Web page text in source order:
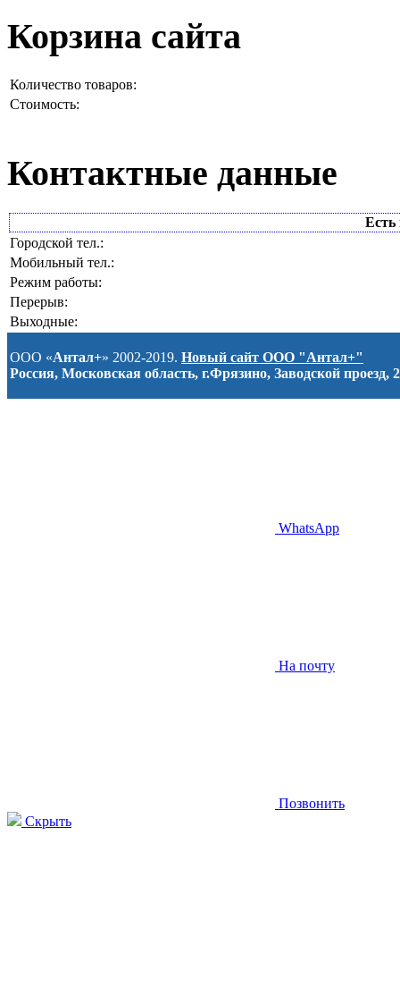
Корзина сайта
Количество товаров:
Стоимость:
Контактные данные
Есть
Городской тел.:
Мобильный тел.:
Режим работы:
Перерыв:
Выходные:
ООО «Антал+» 2002-2019. Новый сайт ООО "Антал+"
Россия, Московская область, г.Фрязино, Заводской проезд, 2
WhatsApp
На почту
Позвонить
Скрыть